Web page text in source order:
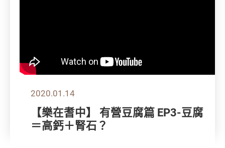
2020.01.14
【樂在耆中】 有營豆腐篇 EP3-豆腐
＝高鈣＋腎石？